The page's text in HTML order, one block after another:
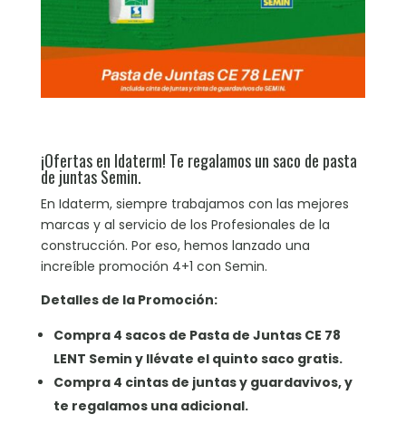
¡Ofertas en Idaterm! Te regalamos un saco de pasta
de juntas Semin.
En Idaterm, siempre trabajamos con las mejores
marcas y al servicio de los Profesionales de la
construcción. Por eso, hemos lanzado una
increíble promoción 4+1 con Semin.
Detalles de la Promoción:
Compra 4 sacos de Pasta de Juntas CE 78
LENT Semin y llévate el quinto saco gratis.
Compra 4 cintas de juntas y guardavivos, y
te regalamos una adicional.